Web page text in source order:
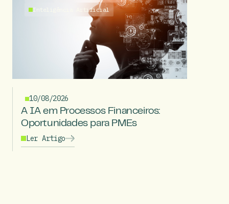
Inteligência Artificial
10/08/2026
A IA em Processos Financeiros:
Oportunidades para PMEs
Ler Artigo